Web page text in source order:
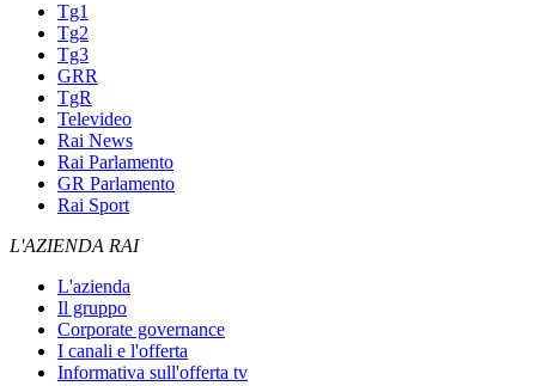
Tg1
Tg2
Tg3
GRR
TgR
Televideo
Rai News
Rai Parlamento
GR Parlamento
Rai Sport
L'AZIENDA RAI
L'azienda
Il gruppo
Corporate governance
I canali e l'offerta
Informativa sull'offerta tv